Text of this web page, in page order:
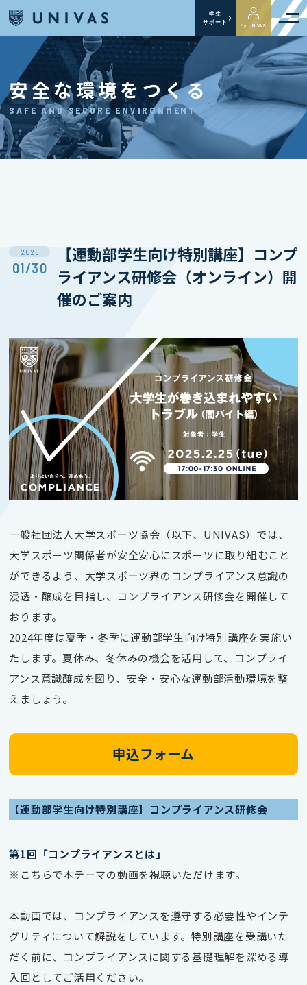
学生
サポート
My UNIVAS
安全な環境をつくる
SAFE AND SECURE ENVIRONMENT
2025
01/30
【運動部学生向け特別講座】コンプ
ライアンス研修会（オンライン）開
催のご案内
一般社団法人大学スポーツ協会（以下、UNIVAS）では、
大学スポーツ関係者が安全安心にスポーツに取り組むこと
ができるよう、大学スポーツ界のコンプライアンス意識の
浸透・醸成を目指し、コンプライアンス研修会を開催して
おります。
2024年度は夏季・冬季に運動部学生向け特別講座を実施い
たします。夏休み、冬休みの機会を活用して、コンプライ
アンス意識醸成を図り、安全・安心な運動部活動環境を整
えましょう。
申込フォーム
【運動部学生向け特別講座】コンプライアンス研修会
第1回「コンプライアンスとは」
※こちらで本テーマの動画を視聴いただけます。
本動画では、コンプライアンスを遵守する必要性やインテ
グリティについて解説をしています。特別講座を受講いた
だく前に、コンプライアンスに関する基礎理解を深める導
入回としてご活用ください。